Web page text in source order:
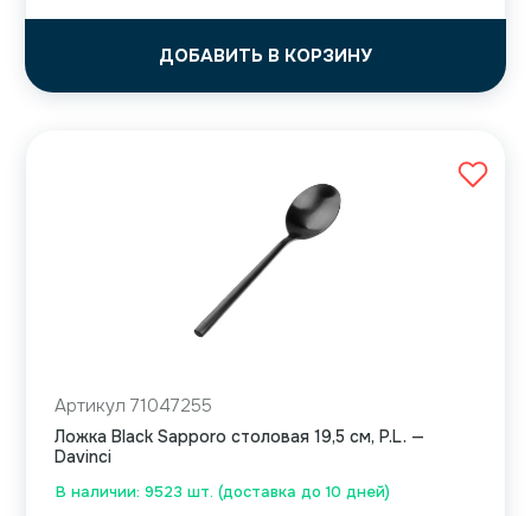
ДОБАВИТЬ В КОРЗИНУ
В наличии: 9523 шт. (доставка до 10 дней)
Артикул 71047255
Ложка Black Sapporo столовая 19,5 см, P.L. —
Davinci